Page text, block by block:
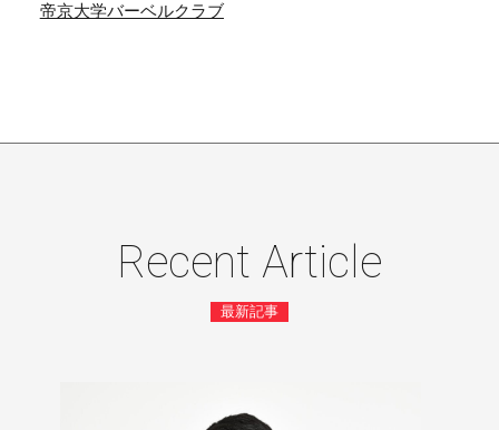
帝京大学バーベルクラブ
Recent Article
最新記事